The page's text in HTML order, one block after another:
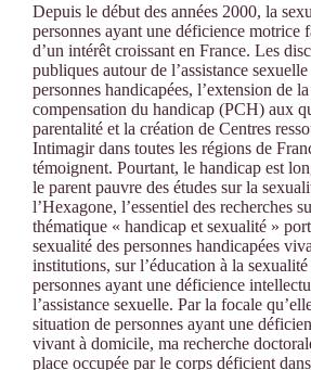
Depuis le début des années 2000, la
personnes ayant une déficience motrice
d’un intérêt croissant en France. Les
publiques autour de l’assistance
personnes handicapées, l’extension de
compensation du handicap (PCH) aux
parentalité et la création de Centres
Intimagir dans toutes les régions de
témoignent. Pourtant, le handicap est
le parent pauvre des études sur la
l’Hexagone, l’essentiel des recherches
thématique « handicap et sexualité »
sexualité des personnes handicapées
institutions, sur l’éducation à la sexualité
personnes ayant une déficience
l’assistance sexuelle. Par la focale
situation de personnes ayant une
vivant à domicile, ma recherche
place occupée par le corps déficient